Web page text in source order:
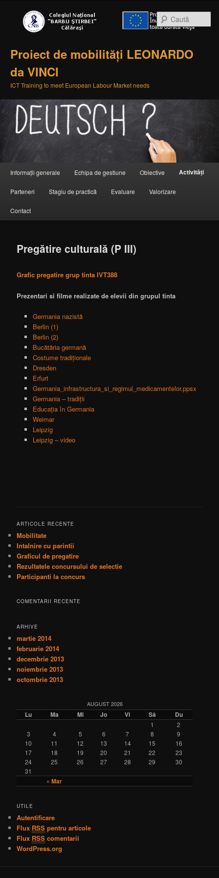
Proiect de mobilități LEONARDO
da VINCI
ICT Training to meet European Labour Market needs
Sari la conținutul principal
Sari la conținutul secundar
Informații generale Echipa de gestiune Obiective Activități
Parteneri Stagiu de practică Evaluare Valorizare
Contact
Pregătire culturală (P III)
Grafic pregatire grup tinta IVT388
Prezentari si filme realizate de elevii din grupul tinta
Germania nazistă
Berlin (1)
Berlin (2)
Bucătăria germană
Costume tradiționale
Dresden
Erfurt
Germania_infrastructura_si_regimul_medicamentelor.ppsx
Germania – tradiții
Educația în Germania
Weimar
Leipzig
Leipzig – video
ARTICOLE RECENTE
Mobilitate
Intalnire cu parintii
Graficul de pregatire
Rezultatele concursului de selectie
Participanti la concurs
COMENTARII RECENTE
ARHIVE
martie 2014
februarie 2014
decembrie 2013
noiembrie 2013
octombrie 2013
AUGUST 2026
Lu Ma Mi Jo Vi Sâ Du
« Mar
1
2
3
4 5 6 7 8
9
10
11 12 13 14 15
16
17
18 19 20 21 22
23
24
25 26 27 28 29
30
31
UTILE
Autentificare
Flux RSS pentru articole
Flux RSS comentarii
WordPress.org